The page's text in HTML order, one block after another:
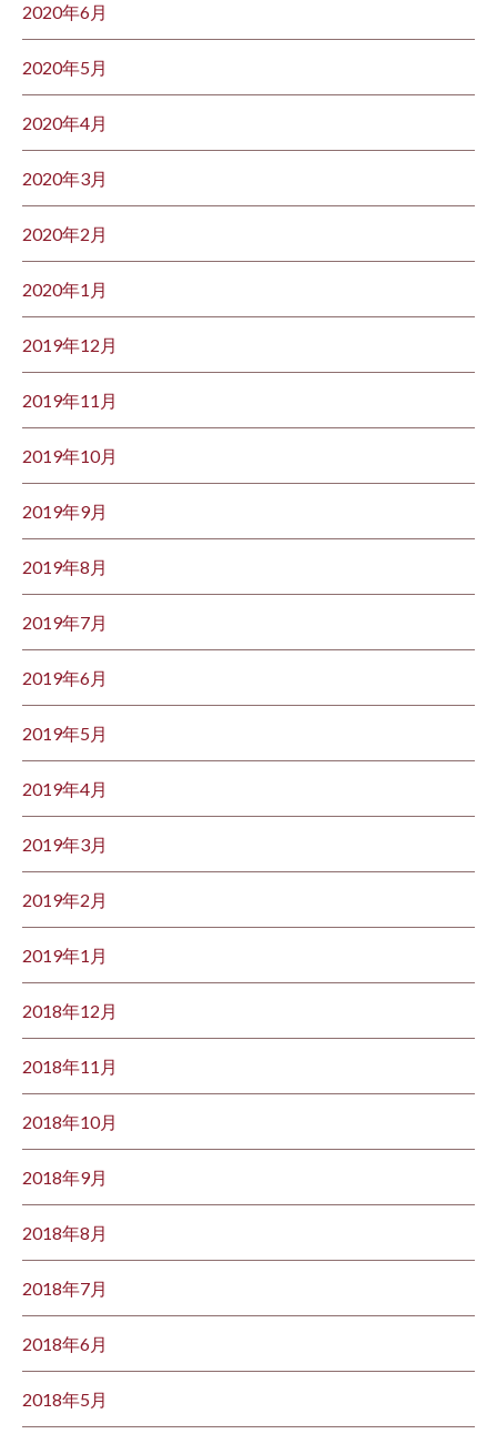
2020年6月
2020年5月
2020年4月
2020年3月
2020年2月
2020年1月
2019年12月
2019年11月
2019年10月
2019年9月
2019年8月
2019年7月
2019年6月
2019年5月
2019年4月
2019年3月
2019年2月
2019年1月
2018年12月
2018年11月
2018年10月
2018年9月
2018年8月
2018年7月
2018年6月
2018年5月